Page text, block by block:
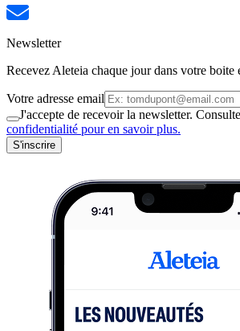
Newsletter
Recevez Aleteia chaque jour dans votre boite
Votre adresse email
J'accepte de recevoir la newsletter.
confidentialité pour en savoir plus.
S'inscrire